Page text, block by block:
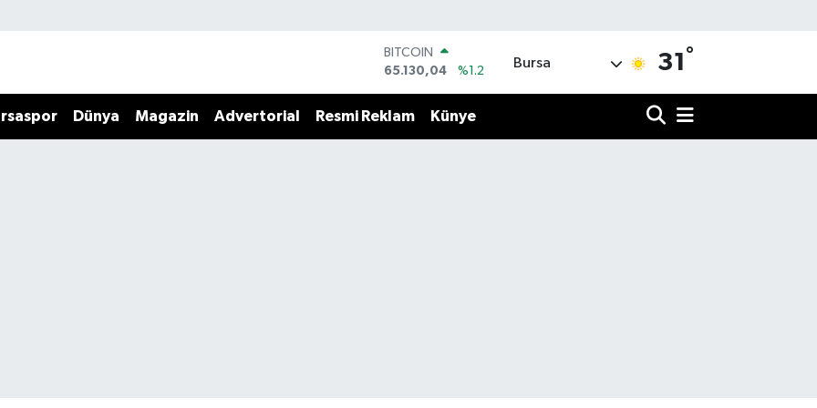
BITCOIN
65.130,04
%1.2
47,7106
%0.17
Bursa 31 °
Dünya Magazin Advertorial Resmi Reklam Künye